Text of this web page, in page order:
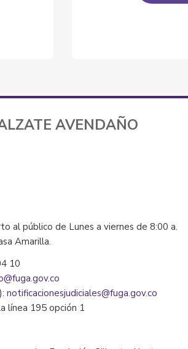
AVENDAÑO
al público de Lunes a viernes de 8:00 a.
Amarilla.
10
notificacionesjudiciales@fuga.gov.co
línea 195 opción 1